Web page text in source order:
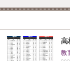
高
教